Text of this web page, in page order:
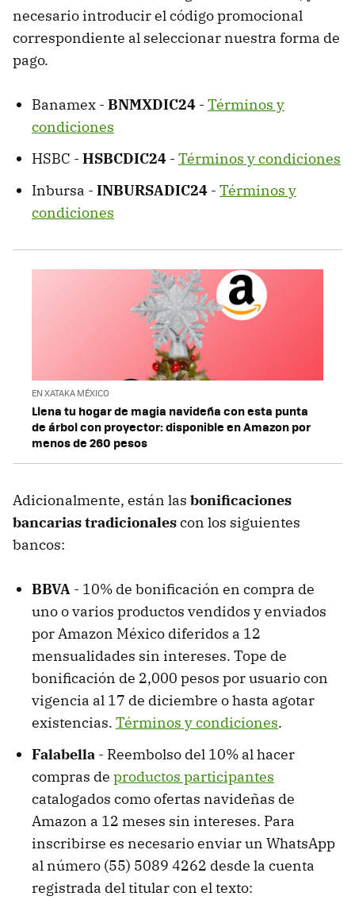
necesario introducir el código promocional
correspondiente al seleccionar nuestra forma de
pago.
Banamex - BNMXDIC24 - Términos y
condiciones
HSBC - HSBCDIC24 - Términos y condiciones
Inbursa - INBURSADIC24 - Términos y
condiciones
EN XATAKA MÉXICO
Llena tu hogar de magia navideña con esta punta
de árbol con proyector: disponible en Amazon por
menos de 260 pesos
Adicionalmente, están las bonificaciones
bancarias tradicionalescon los siguientes
bancos:
BBVA - 10% de bonificación en compra de
uno o varios productos vendidos y enviados
por Amazon México diferidos a 12
mensualidades sin intereses. Tope de
bonificación de 2,000 pesos por usuario con
vigencia al 17 de diciembre o hasta agotar
existencias. Términos y condiciones.
Falabella - Reembolso del 10% al hacer
compras de productos participantes
catalogados como ofertas navideñas de
Amazon a 12 meses sin intereses. Para
inscribirse es necesario enviar un WhatsApp
al número (55) 5089 4262 desde la cuenta
registrada del titular con el texto: